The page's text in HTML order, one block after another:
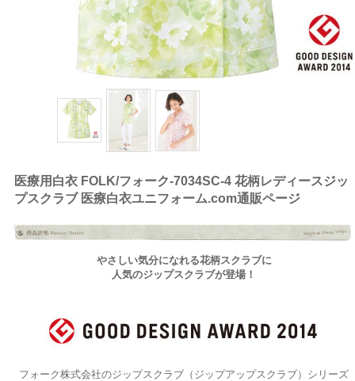
医療用白衣 FOLK/フォーク-7034SC-4 花柄レディースジッ
プスクラブ 医療白衣ユニフォーム.com通販ページ
やさしい気分になれる花柄スクラブに
人気のジップスクラブが登場！
フォーク株式会社のジップスクラブ（ジップアップスクラブ）シリーズ